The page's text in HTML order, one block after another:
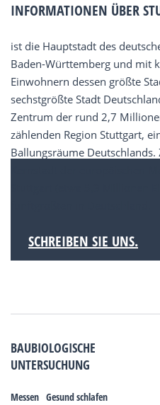
INFORMATIONEN ÜBER
ist die Hauptstadt des
Baden-Württemberg und mit
Einwohnern dessen größte
sechstgrößte Stadt
Zentrum der rund 2,7
zählenden Region Stuttgart,
Ballungsräume Deutschlands.
SCHREIBEN SIE UNS.
BAUBIOLOGISCHE
UNTERSUCHUNG
Messen Gesund schlafen